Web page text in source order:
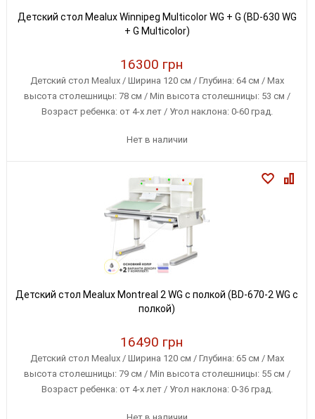
Детский стол Mealux Winnipeg Multicolor WG + G (BD-630 WG
+ G Multicolor)
16300 грн
Детский стол Mealux / Ширина 120 см / Глубина: 64 см / Max
высота столешницы: 78 см / Min высота столешницы: 53 см /
Возраст ребенка: от 4-х лет / Угол наклона: 0-60 град.
Нет в наличии
Детский стол Mealux Montreal 2 WG с полкой (BD-670-2 WG с
полкой)
16490 грн
Детский стол Mealux / Ширина 120 см / Глубина: 65 см / Max
высота столешницы: 79 см / Min высота столешницы: 55 см /
Возраст ребенка: от 4-х лет / Угол наклона: 0-36 град.